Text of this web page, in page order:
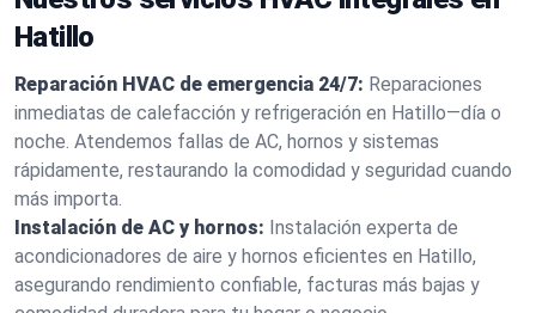
Hatillo
Reparación HVAC de emergencia 24/7: Reparaciones
inmediatas de calefacción y refrigeración en Hatillo—día o
noche. Atendemos fallas de AC, hornos y sistemas
rápidamente, restaurando la comodidad y seguridad cuando
más importa.
Instalación de AC y hornos: Instalación experta de
acondicionadores de aire y hornos eficientes en Hatillo,
asegurando rendimiento confiable, facturas más bajas y